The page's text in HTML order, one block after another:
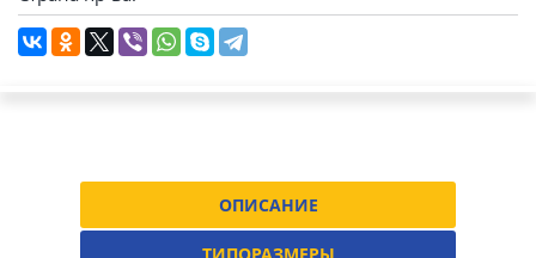
ОПИСАНИЕ
ТИПОРАЗМЕРЫ